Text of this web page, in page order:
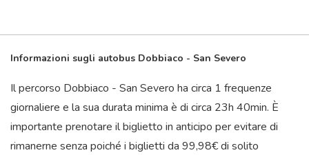
Informazioni sugli autobus Dobbiaco - San Severo
Il percorso Dobbiaco - San Severo ha circa 1 frequenze
giornaliere e la sua durata minima è di circa 23h 40min. È
importante prenotare il biglietto in anticipo per evitare di
rimanerne senza poiché i biglietti da 99,98€ di solito